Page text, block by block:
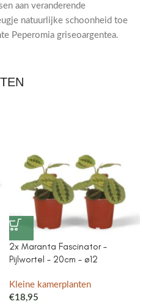
aan veranderende
natuurlijke schoonheid toe
Peperomia griseoargentea.
2x Maranta Fascinator –
Pijlwortel – 20cm – ø12
Kleine kamerplanten
€18,95